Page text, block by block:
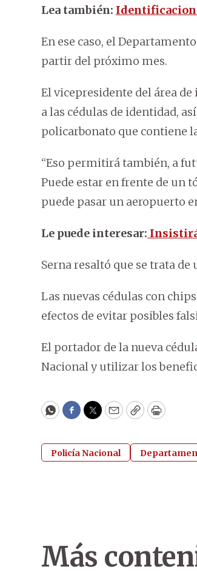
Lea también:
En ese caso, el
partir del próximo mes.
El vicepresidente del área
a las cédulas de identidad,
policarbonato que contiene
“Eso permitirá también, a
Puede estar en frente de un
puede pasar un aeropuerto
Le puede interesar:
Serna resaltó que se trata
Las nuevas cédulas con
efectos de evitar posibles
El portador de la nueva
Nacional y utilizar los
WhatsApp
Facebook
Twitter
EmailCopyPrint
Policía Nacional
Más